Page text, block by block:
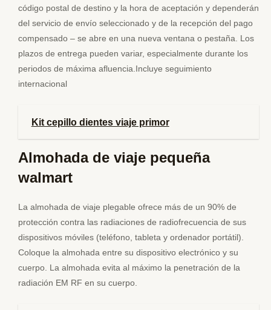
código postal de destino y la hora de aceptación y dependerán
del servicio de envío seleccionado y de la recepción del pago
compensado – se abre en una nueva ventana o pestaña. Los
plazos de entrega pueden variar, especialmente durante los
periodos de máxima afluencia.Incluye seguimiento
internacional
Kit cepillo dientes viaje primor
Almohada de viaje pequeña
walmart
La almohada de viaje plegable ofrece más de un 90% de
protección contra las radiaciones de radiofrecuencia de sus
dispositivos móviles (teléfono, tableta y ordenador portátil).
Coloque la almohada entre su dispositivo electrónico y su
cuerpo. La almohada evita al máximo la penetración de la
radiación EM RF en su cuerpo.